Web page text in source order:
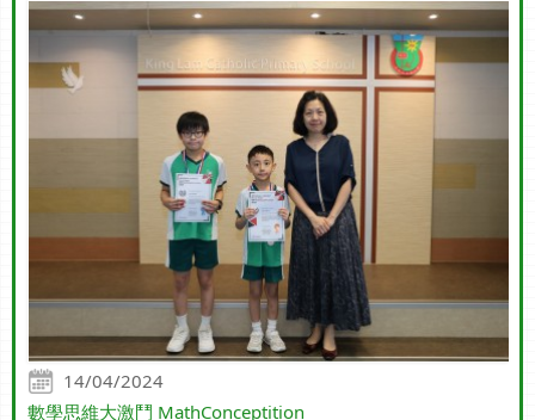
14/04/2024
數學思維大激鬥 MathConceptition